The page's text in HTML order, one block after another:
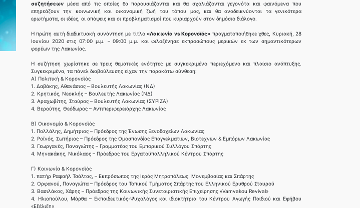
συζητήσεων μέσα από τις οποίες θα παρουσιάζονται και θα σχολιάζονται γεγονότα και φαινόμενα που
επηρεάζουν την κοινωνική και οικονομική ζωή του τόπου μας, και θα αναδεικνύονται τα γενικότερα
ερωτήματα, οι ιδέες, οι απόψεις και οι προβληματισμοί που κυριαρχούν στον δημόσιο διάλογο.
Η πρώτη αυτή διαδικτυακή συνάντηση με τίτλο«Λακωνία vs Κορονοϊός» πραγματοποιήθηκε χθες, Κυριακή, 28
Ιουνίου 2020 στις 07:00 μ.μ. – 09:00 μ.μ. και φιλοξένησε εκπροσώπους μερικών εκ των σημαντικότερων
φορέων της Λακωνίας.
Η συζήτηση χωρίστηκε σε τρεις θεματικές ενότητες με συγκεκριμένο περιεχόμενο και πλαίσιο ανάπτυξης.
Συγκεκριμένα, τα πάνελ διαβούλευσης είχαν την παρακάτω σύνθεση:
Α) Πολιτική & Κορονοϊός
1. Δαβάκης, Αθανάσιος – Βουλευτής Λακωνίας (ΝΔ)
2. Κρητικός, Νεοκλής – Βουλευτής Λακωνίας (ΝΔ)
3. Αραχωβίτης, Σταύρος – Βουλευτής Λακωνίας (ΣΥΡΙΖΑ)
4. Βερούτης, Θεόδωρος – Αντιπεριφερειάρχης Λακωνίας
Β) Οικονομία & Κορονοϊός
1. Πολλάλης, Δημήτριος – Πρόεδρος της Ένωσης Ξενοδοχείων Λακωνίας
2. Ροϊνός, Σωτήριος – Πρόεδρος της Ομοσπονδίας Επαγγελματιών, Βιοτεχνών & Εμπόρων Λακωνίας
3. Γεωργανές, Παναγιώτης – Γραμματέας του Εμπορικού Συλλόγου Σπάρτης
4. Μηνακάκης, Νικόλαος – Πρόεδρος του Εργατοϋπαλληλικού Κέντρου Σπάρτης
Γ) Κοινωνία & Κορονοϊός
1. πατήρ Ραφαήλ Τσάλτας, – Εκπρόσωπος της Ιεράς Μητροπόλεως Μονεμβασίας και Σπάρτης
2. Ορφανού, Παναγιώτα – Πρόεδρος του Τοπικού Τμήματος Σπάρτης του Ελληνικού Ερυθρού Σταυρού
3. Βασιλάκος, Χάρης – Πρόεδρος της Κοινωνικής Συνεταιριστικής Επιχείρησης «Vamvakou Revival»
4. Ηλιοπούλου, Μάρθα – Εκπαιδευτικός-Ψυχολόγος και ιδιοκτήτρια του Κέντρου Αγωγής Παιδιού και Εφήβου
«Εξέλιξη»